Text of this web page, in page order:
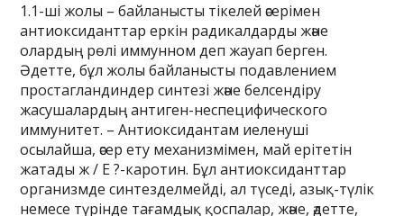
1.1-ші жолы – байланысты тікелей әсерімен
антиоксиданттар еркін радикалдарды және
олардың рөлі иммунном деп жауап берген.
Әдетте, бұл жолы байланысты подавлением
простагландиндер синтезі және белсендіру
жасушалардың антиген-неспецифического
иммунитет. – Антиоксидантам иеленуші
осылайша, әсер ету механизмімен, май ерітетін
жатады ж / Е ?-каротин. Бұл антиоксиданттар
организмде синтезделмейді, ал түседі, азық-түлік
немесе түрінде тағамдық қоспалар, және, әдетте,